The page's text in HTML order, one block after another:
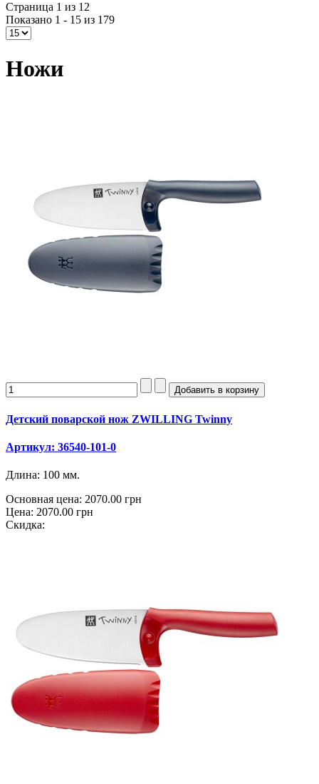
Страница 1 из 12
Показано 1 - 15 из 179
Ножи
Детский поварской нож ZWILLING Twinny
Артикул: 36540-101-0
Длина: 100 мм.
Основная цена: 2070.00 грн
Цена: 2070.00 грн
Скидка: